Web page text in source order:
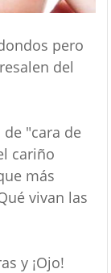
pero
del
"cara de
cariño
más
vivan las
y ¡Ojo!